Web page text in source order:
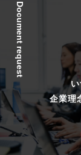
Document request
企業理